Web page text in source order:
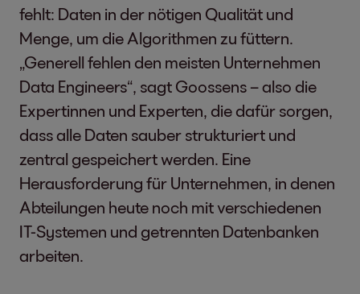
fehlt: Daten in der nötigen Qualität und
Menge, um die Algorithmen zu füttern.
„Generell fehlen den meisten Unternehmen
Data Engineers“, sagt Goossens – also die
Expertinnen und Experten, die dafür sorgen,
dass alle Daten sauber strukturiert und
zentral gespeichert werden. Eine
Herausforderung für Unternehmen, in denen
Abteilungen heute noch mit verschiedenen
IT-Systemen und getrennten Datenbanken
arbeiten.